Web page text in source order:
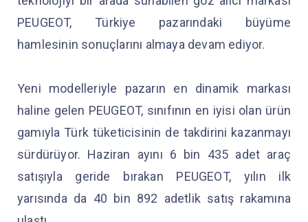
PEUGEOT, Türkiye pazarındaki büyüme
hamlesinin sonuçlarını almaya devam ediyor.
Yeni modelleriyle pazarın en dinamik markası
haline gelen PEUGEOT, sınıfının en iyisi olan ürün
gamıyla Türk tüketicisinin de takdirini kazanmayı
sürdürüyor. Haziran ayını 6 bin 435 adet araç
satışıyla geride bırakan PEUGEOT, yılın ilk
yarısında da 40 bin 892 adetlik satış rakamına